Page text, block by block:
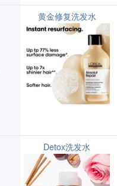
黄金修复洗发水
Detox洗发水